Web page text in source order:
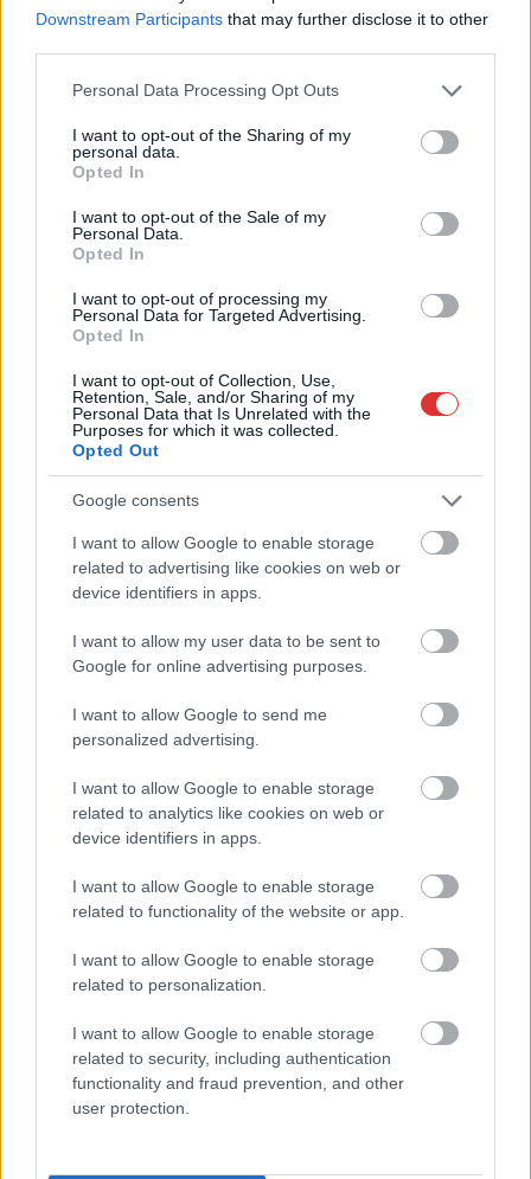
Downstream Participants that may further disclose it to other
Please note that this website/app uses one or more Google
not limited to your visit or usage behaviour. You may click to
grant or deny consent to Google and its third-party tags to
use your data for below specified purposes in below Google
consent section.
Personal Data Processing Opt Outs
I want to opt-out of the Sharing of my
personal data.
Opted In
I want to opt-out of the Sale of my
Personal Data.
Opted In
I want to opt-out of processing my
Personal Data for Targeted Advertising.
Opted In
I want to opt-out of Collection, Use,
Retention, Sale, and/or Sharing of my
Personal Data that Is Unrelated with the
Purposes for which it was collected.
Opted Out
Google consents
I want to allow Google to enable storage
related to advertising like cookies on web or
device identifiers in apps.
I want to allow my user data to be sent to
Google for online advertising purposes.
I want to allow Google to send me
personalized advertising.
I want to allow Google to enable storage
related to analytics like cookies on web or
device identifiers in apps.
I want to allow Google to enable storage
related to functionality of the website or app.
I want to allow Google to enable storage
related to personalization.
I want to allow Google to enable storage
related to security, including authentication
functionality and fraud prevention, and other
user protection.
Már reggel nyár van, de délután jöhet a fordulat – erre
Hogyan került a Kossuth téri metrómegállóba egy vaddisznó?
továbbiakat (VIDEÓVAL)
Az utolsó pillanatban mentette meg a döntetlent a Karcag
A nyúl, a rolleres és a csodálkozó kislány: így mémel
Magyarország
Baka András egy hónapja még a Tiszától független államfőről
beszélt – most elfogadta Magyar Péterék felkérését
a hazai turizmusról
A Tisza Párt Dr. Baka Andrást jelöli köztársasági elnöknek
Óriási, több mint két méteres harcsát fogott a Tiszán a 13 éves
fiú (VIDEÓVAL)
Hétfőn kezdik, csütörtökön végeznek – lezárás miatt
fennakadásokra és pótlóbuszos közlekedésre számítsunk az
egyik Jász-Nagykun-Szolnok megyei vasútvonalon
Visszaszámlálás indul: -1, 0, Sziget!
független helyi sajtóból
büntetőügyében, vesztegetés miatt 3 év letöltendőt kaphat és
ez csak az egyik botrány
több otthoni kútból fogy ki a víz
Szolnokon egy kulcsfontosságú körforgalmat részlegesen
lezárnak a napokban, a közlekedés az átlagost is meghaladó
mértékben lebénul
Elromlott a biztosítóberendezés a ceglédi vasútvonalon,
alapos késések alakultak ki a menetrendhez képest,
kimaradás is előfordult
Ön szerint hogy készül a hamisítatlan szolnoki habos isler?